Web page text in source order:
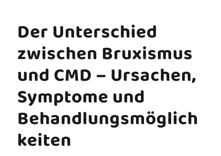
Der Unterschied
zwischen Bruxismus
und CMD – Ursachen,
Symptome und
Behandlungsmöglich
keiten